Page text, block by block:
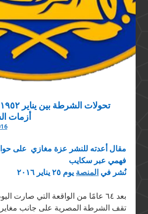
أزمات
مقال أعدته للنشر عزة مغازي على
فهمي عبر سكايب
نُشر في المنصة يوم ٢٥ يناير ٢٠١٦
بعد ٦٤ عامًا من الواقعة التي صارت
تقف الشرطة المصرية على جانب مغاير